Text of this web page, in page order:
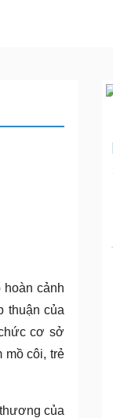
cảnh
thuận của
cơ sở
mồ côi, trẻ
của